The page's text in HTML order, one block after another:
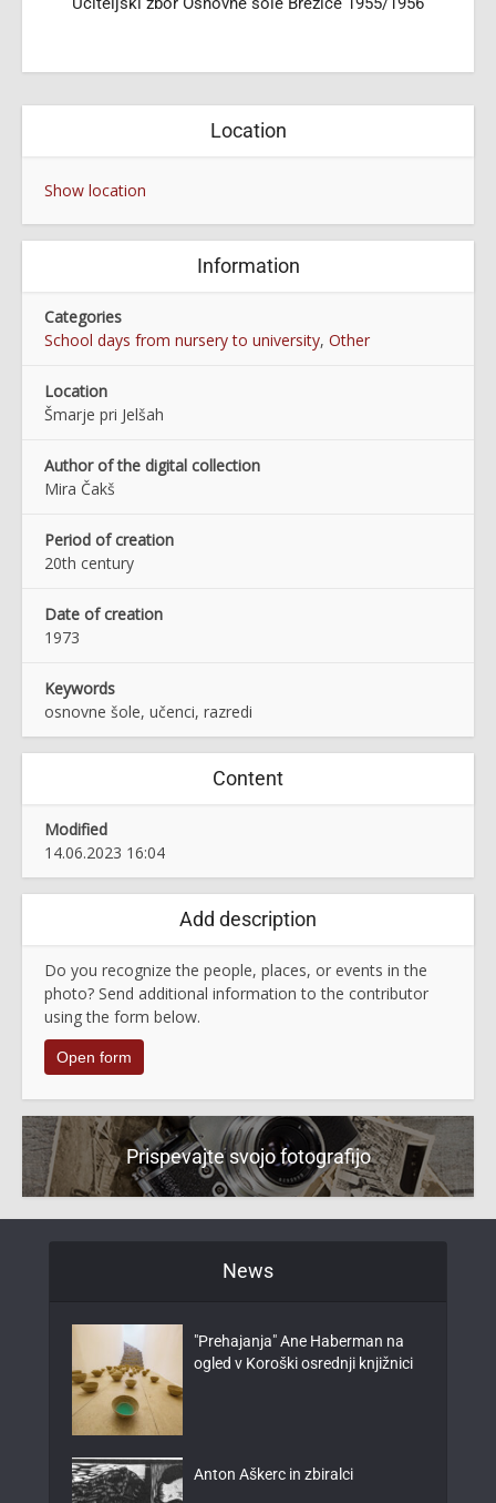
Location
Show location
Information
Categories
School days from nursery to university, Other
Location
Šmarje pri Jelšah
Author of the digital collection
Mira Čakš
Period of creation
20th century
Date of creation
1973
Keywords
osnovne šole, učenci, razredi
Content
Modified
14.06.2023 16:04
Add description
Do you recognize the people, places, or events in the
photo? Send additional information to the contributor
using the form below.
Open form
Prispevajte svojo fotografijo
News
"Prehajanja" Ane Haberman na
ogled v Koroški osrednji knjižnici
Anton Aškerc in zbiralci